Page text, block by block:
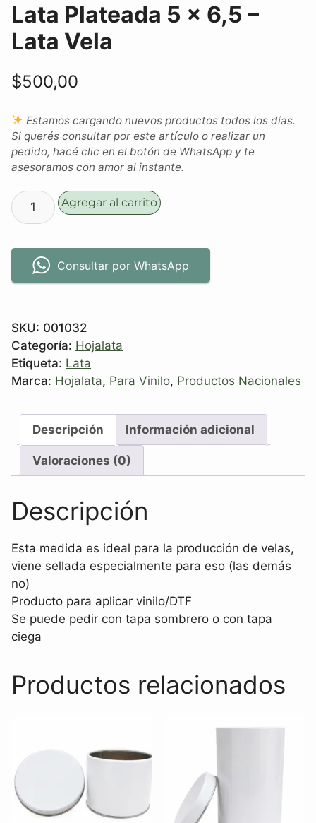
Lata Plateada 5 x 6,5 –
Lata Vela
$500,00
Estamos cargando nuevos productos todos los días.
Si querés consultar por este artículo o realizar un
pedido, hacé clic en el botón de WhatsApp y te
asesoramos con amor al instante.
Agregar al carrito
Consultar por WhatsApp
SKU: 001032
Categoría: Hojalata
Etiqueta: Lata
Marca: Hojalata, Para Vinilo, Productos Nacionales
Descripción Información adicional
Valoraciones (0)
Descripción
Esta medida es ideal para la producción de velas,
viene sellada especialmente para eso (las demás
no)
Producto para aplicar vinilo/DTF
Se puede pedir con tapa sombrero o con tapa
ciega
Productos relacionados